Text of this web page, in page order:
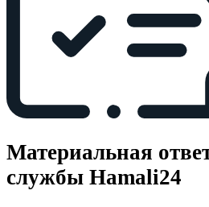
Материальная
службы Hamali24